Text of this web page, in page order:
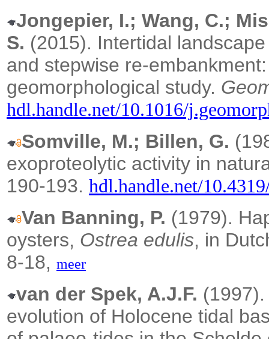
Jongepier, I.; Wang, C.;
S. (2015). Intertidal
and stepwise re-
geomorphological study.
hdl.handle.net/10.1016/
Somville, M.; Billen, G.
exoproteolytic activity in
190-193. hdl.handle.net/
Van Banning, P. (1979).
oysters, Ostrea edulis, in
8-18, meer
van der Spek, A.J.F.
evolution of Holocene tidal